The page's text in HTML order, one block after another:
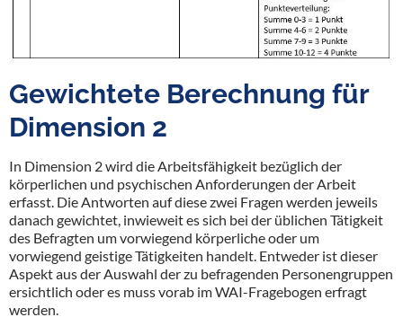
Gewichtete Berechnung für
Dimension 2
In Dimension 2 wird die Arbeitsfähigkeit bezüglich der
körperlichen und psychischen Anforderungen der Arbeit
erfasst. Die Antworten auf diese zwei Fragen werden jeweils
danach gewichtet, inwieweit es sich bei der üblichen Tätigkeit
des Befragten um vorwiegend körperliche oder um
vorwiegend geistige Tätigkeiten handelt. Entweder ist dieser
Aspekt aus der Auswahl der zu befragenden Personengruppen
ersichtlich oder es muss vorab im WAI-Fragebogen erfragt
werden.